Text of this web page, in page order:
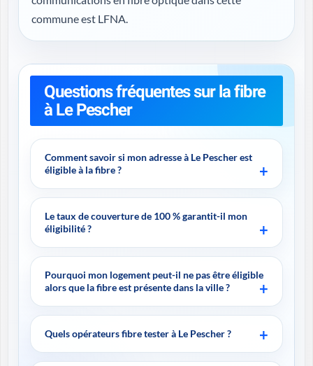
commune est LFNA.
Questions fréquentes sur la fibre
à Le Pescher
Comment savoir si mon adresse à Le Pescher est
éligible à la fibre ?
Le taux de couverture de 100 % garantit-il mon
éligibilité ?
Pourquoi mon logement peut-il ne pas être éligible
alors que la fibre est présente dans la ville ?
Quels opérateurs fibre tester à Le Pescher ?